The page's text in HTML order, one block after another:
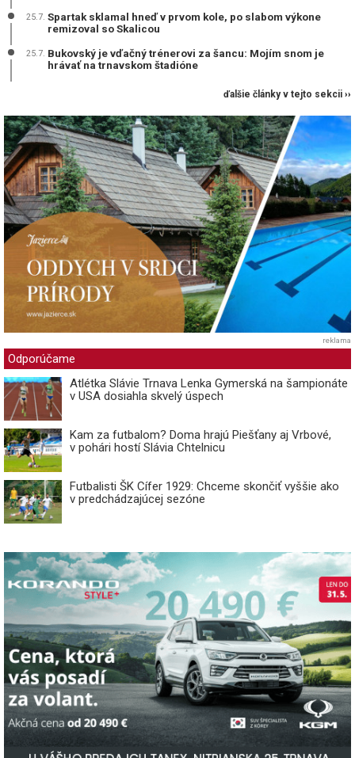
25.7. Spartak sklamal hneď v prvom kole, po slabom výkone
remizoval so Skalicou
25.7. Bukovský je vďačný trénerovi za šancu: Mojím snom je
hrávať na trnavskom štadióne
ďalšie články v tejto sekcii ››
reklama
Odporúčame
Atlétka Slávie Trnava Lenka Gymerská na šampionáte
v USA dosiahla skvelý úspech
Kam za futbalom? Doma hrajú Piešťany aj Vrbové,
v pohári hostí Slávia Chtelnicu
Futbalisti ŠK Cífer 1929: Chceme skončiť vyššie ako
v predchádzajúcej sezóne